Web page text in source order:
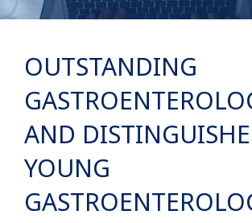
OUTSTANDING
AND
YOUNG